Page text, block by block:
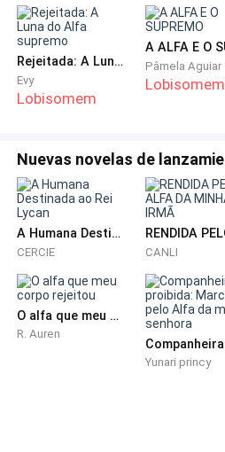
Bruto. Afiado. Cheio de raiva.
—Você sabia.
— A voz de
cortante.
— Karev, me escuta...
—Você sabia e nunca me
para trás, como se minha
Quanto tempo, Mal? Quanto
olhando na minha cara,
acontecendo, sabendo quem
Rejeitada: A Luna do Alfa supremo
Evy
Lobisomem
Pâmela Aguiar
Lobisomem
Nuevas novelas de
A Humana Destinada ao Rei Lycan
CERCIE CANLI
O alfa que meu corpo rejeitou
R. Auren
Yunari princy